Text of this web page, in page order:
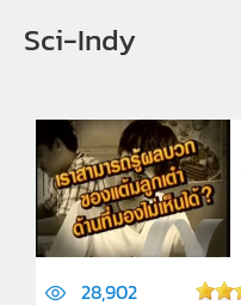
Sci-Indy
28,902